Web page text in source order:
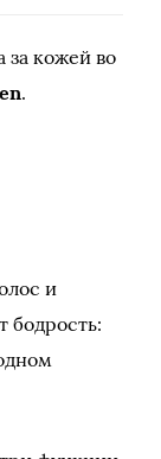
за кожей во
.
и
бодрость: